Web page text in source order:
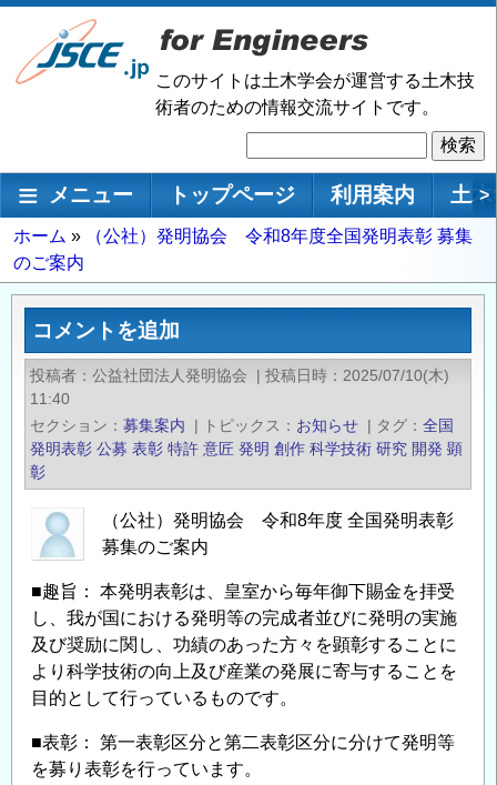
メ
ン
動
このサイトは土木学会が運営する土木技
術者のための情報交流サイトです。
索
メインナビゲーション
メニュー トップページ 利用案内 土 >
パ
ン
く
ホーム
（公社）発明協会 令和8年度全国発明表彰 募集
のご案内
コメントを追加
投稿者 公益社団法人発明協会 | 投稿日時
2025/07/10(木)
11:40
セクション
募集案内 | トピックス お知らせ | タグ
全国
発明表彰 公募 表彰 特許 意匠 発明 創作 科学技術 研究 開発 顕
彰
（公社）発明協会 令和8年度 全国発明表彰
募集のご案内
■趣旨： 本発明表彰は、皇室から毎年御下賜金を拝受
し、我が国における発明等の完成者並びに発明の実施
及び奨励に関し、功績のあった方々を顕彰することに
より科学技術の向上及び産業の発展に寄与することを
目的として行っているものです。
■表彰： 第一表彰区分と第二表彰区分に分けて発明等
を募り表彰を行っています。